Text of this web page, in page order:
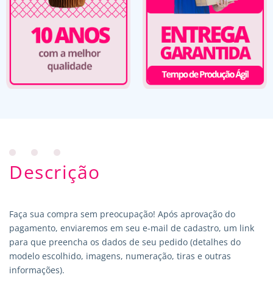
Descrição
Faça sua compra sem preocupação! Após aprovação do
pagamento, enviaremos em seu e-mail de cadastro, um link
para que preencha os dados de seu pedido (detalhes do
modelo escolhido, imagens, numeração, tiras e outras
informações).